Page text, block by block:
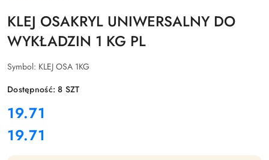
KLEJ OSAKRYL UNIWERSALNY DO
WYKŁADZIN 1 KG PL
Symbol: KLEJ OSA 1KG
Dostępność:8 SZT
cena:
19.71
Cena:
19.71